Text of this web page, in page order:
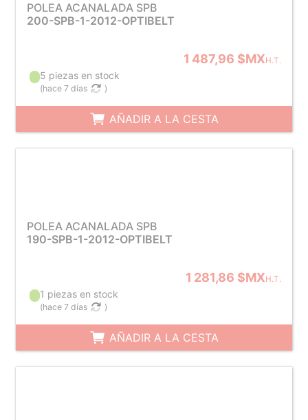
POLEA ACANALADA SPB
200-SPB-1-2012-OPTIBELT
1 487,96 $MXH.T.
5 piezas en stock
(hace 7 días )
AÑADIR A LA CESTA
POLEA ACANALADA SPB
190-SPB-1-2012-OPTIBELT
1 281,86 $MXH.T.
1 piezas en stock
(hace 7 días )
AÑADIR A LA CESTA